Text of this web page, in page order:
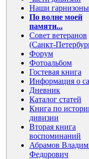
Наши гарнизоны
По волне моей
памяти...
Совет ветеранов
(Санкт-
Форум
Фотоальбом
Гостевая книга
Информация о
Дневник
Каталог статей
Книга по
дивизии
Вторая книга
воспоминаний
Абрамов
Федорович